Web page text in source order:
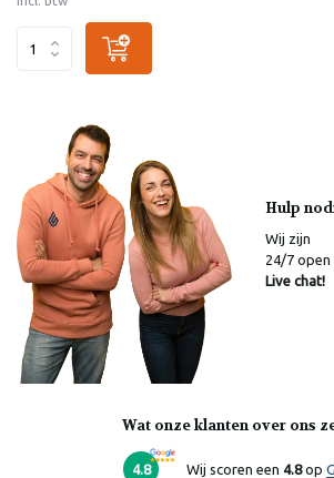
Hulp
Wij zijn
24/7 open
Live chat!
Wat onze klanten over ons
4.8 Wij scoren een 4.8op
Online